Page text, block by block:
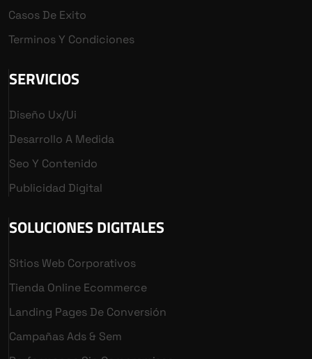
Casos De Exito
Terminos Y Condiciones
SERVICIOS
Diseño Ux/ui
Desarrollo A Medida
Seo Y Contenido
Publicidad Digital
SOLUCIONES DIGITALES
Sitios Web Corporativos
Tienda Online Ecommerce
Landing Pages De Conversión
Campañas Ads & Sem